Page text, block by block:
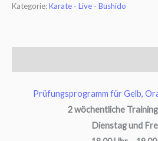
Kategorie:Karate - Live - Bushido
Prüfungsprogramm für Gelb,
2 wöchentliche
Dienstag und